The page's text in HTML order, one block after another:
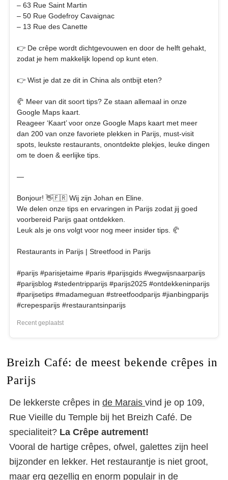
– 63 Rue Saint Martin
– 50 Rue Godefroy Cavaignac
– 13 Rue des Canette
👉 De crêpe wordt dichtgevouwen en door de helft gehakt,
zodat je hem makkelijk lopend op kunt eten.
👉 Wist je dat ze dit in China als ontbijt eten?
🥐 Meer van dit soort tips? Ze staan allemaal in onze
Google Maps kaart.
Reageer ‘Kaart’ voor onze Google Maps kaart met meer
dan 200 van onze favoriete plekken in Parijs, must-visit
spots, leukste restaurants, onontdekte plekjes, leuke dingen
om te doen & eerlijke tips.
—
Bonjour! 👋🇫🇷 Wij zijn Johan en Eline.
We delen onze tips en ervaringen in Parijs zodat jij goed
voorbereid Parijs gaat ontdekken.
Leuk als je ons volgt voor nog meer insider tips. 🥐
Restaurants in Parijs | Streetfood in Parijs
#parijs #parisjetaime #paris #parijsgids #wegwijsnaarparijs
#parijsblog #stedentripparijs #parijs2025 #ontdekkeninparijs
#parijsetips #madameguan #streetfoodparijs #jianbingparijs
Recent geplaatst
Breizh Café: de meest bekende crêpes in
Parijs
De lekkerste crêpes in de Marais vind je op 109,
Rue Vieille du Temple bij het Breizh Café. De
specialiteit? La Crêpe autrement!
Vooral de hartige crêpes, ofwel, galettes zijn heel
bijzonder en lekker. Het restaurantje is niet groot,
maar erg gezellig en enorm populair in de